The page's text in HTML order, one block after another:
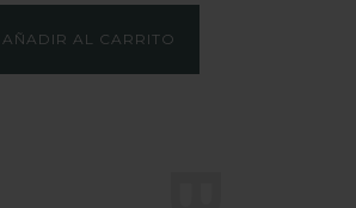
AÑADIR AL CARRITO